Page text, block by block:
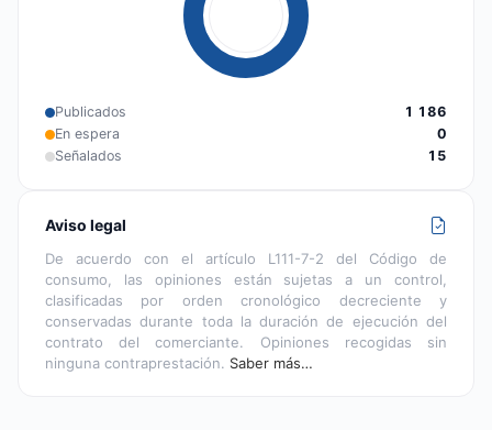
Publicados
1 186
En espera
0
Señalados
15
Aviso legal
De acuerdo con el artículo L111-7-2 del Código de
consumo, las opiniones están sujetas a un control,
clasificadas por orden cronológico decreciente y
conservadas durante toda la duración de ejecución del
contrato del comerciante. Opiniones recogidas sin
ninguna contraprestación. Saber más…